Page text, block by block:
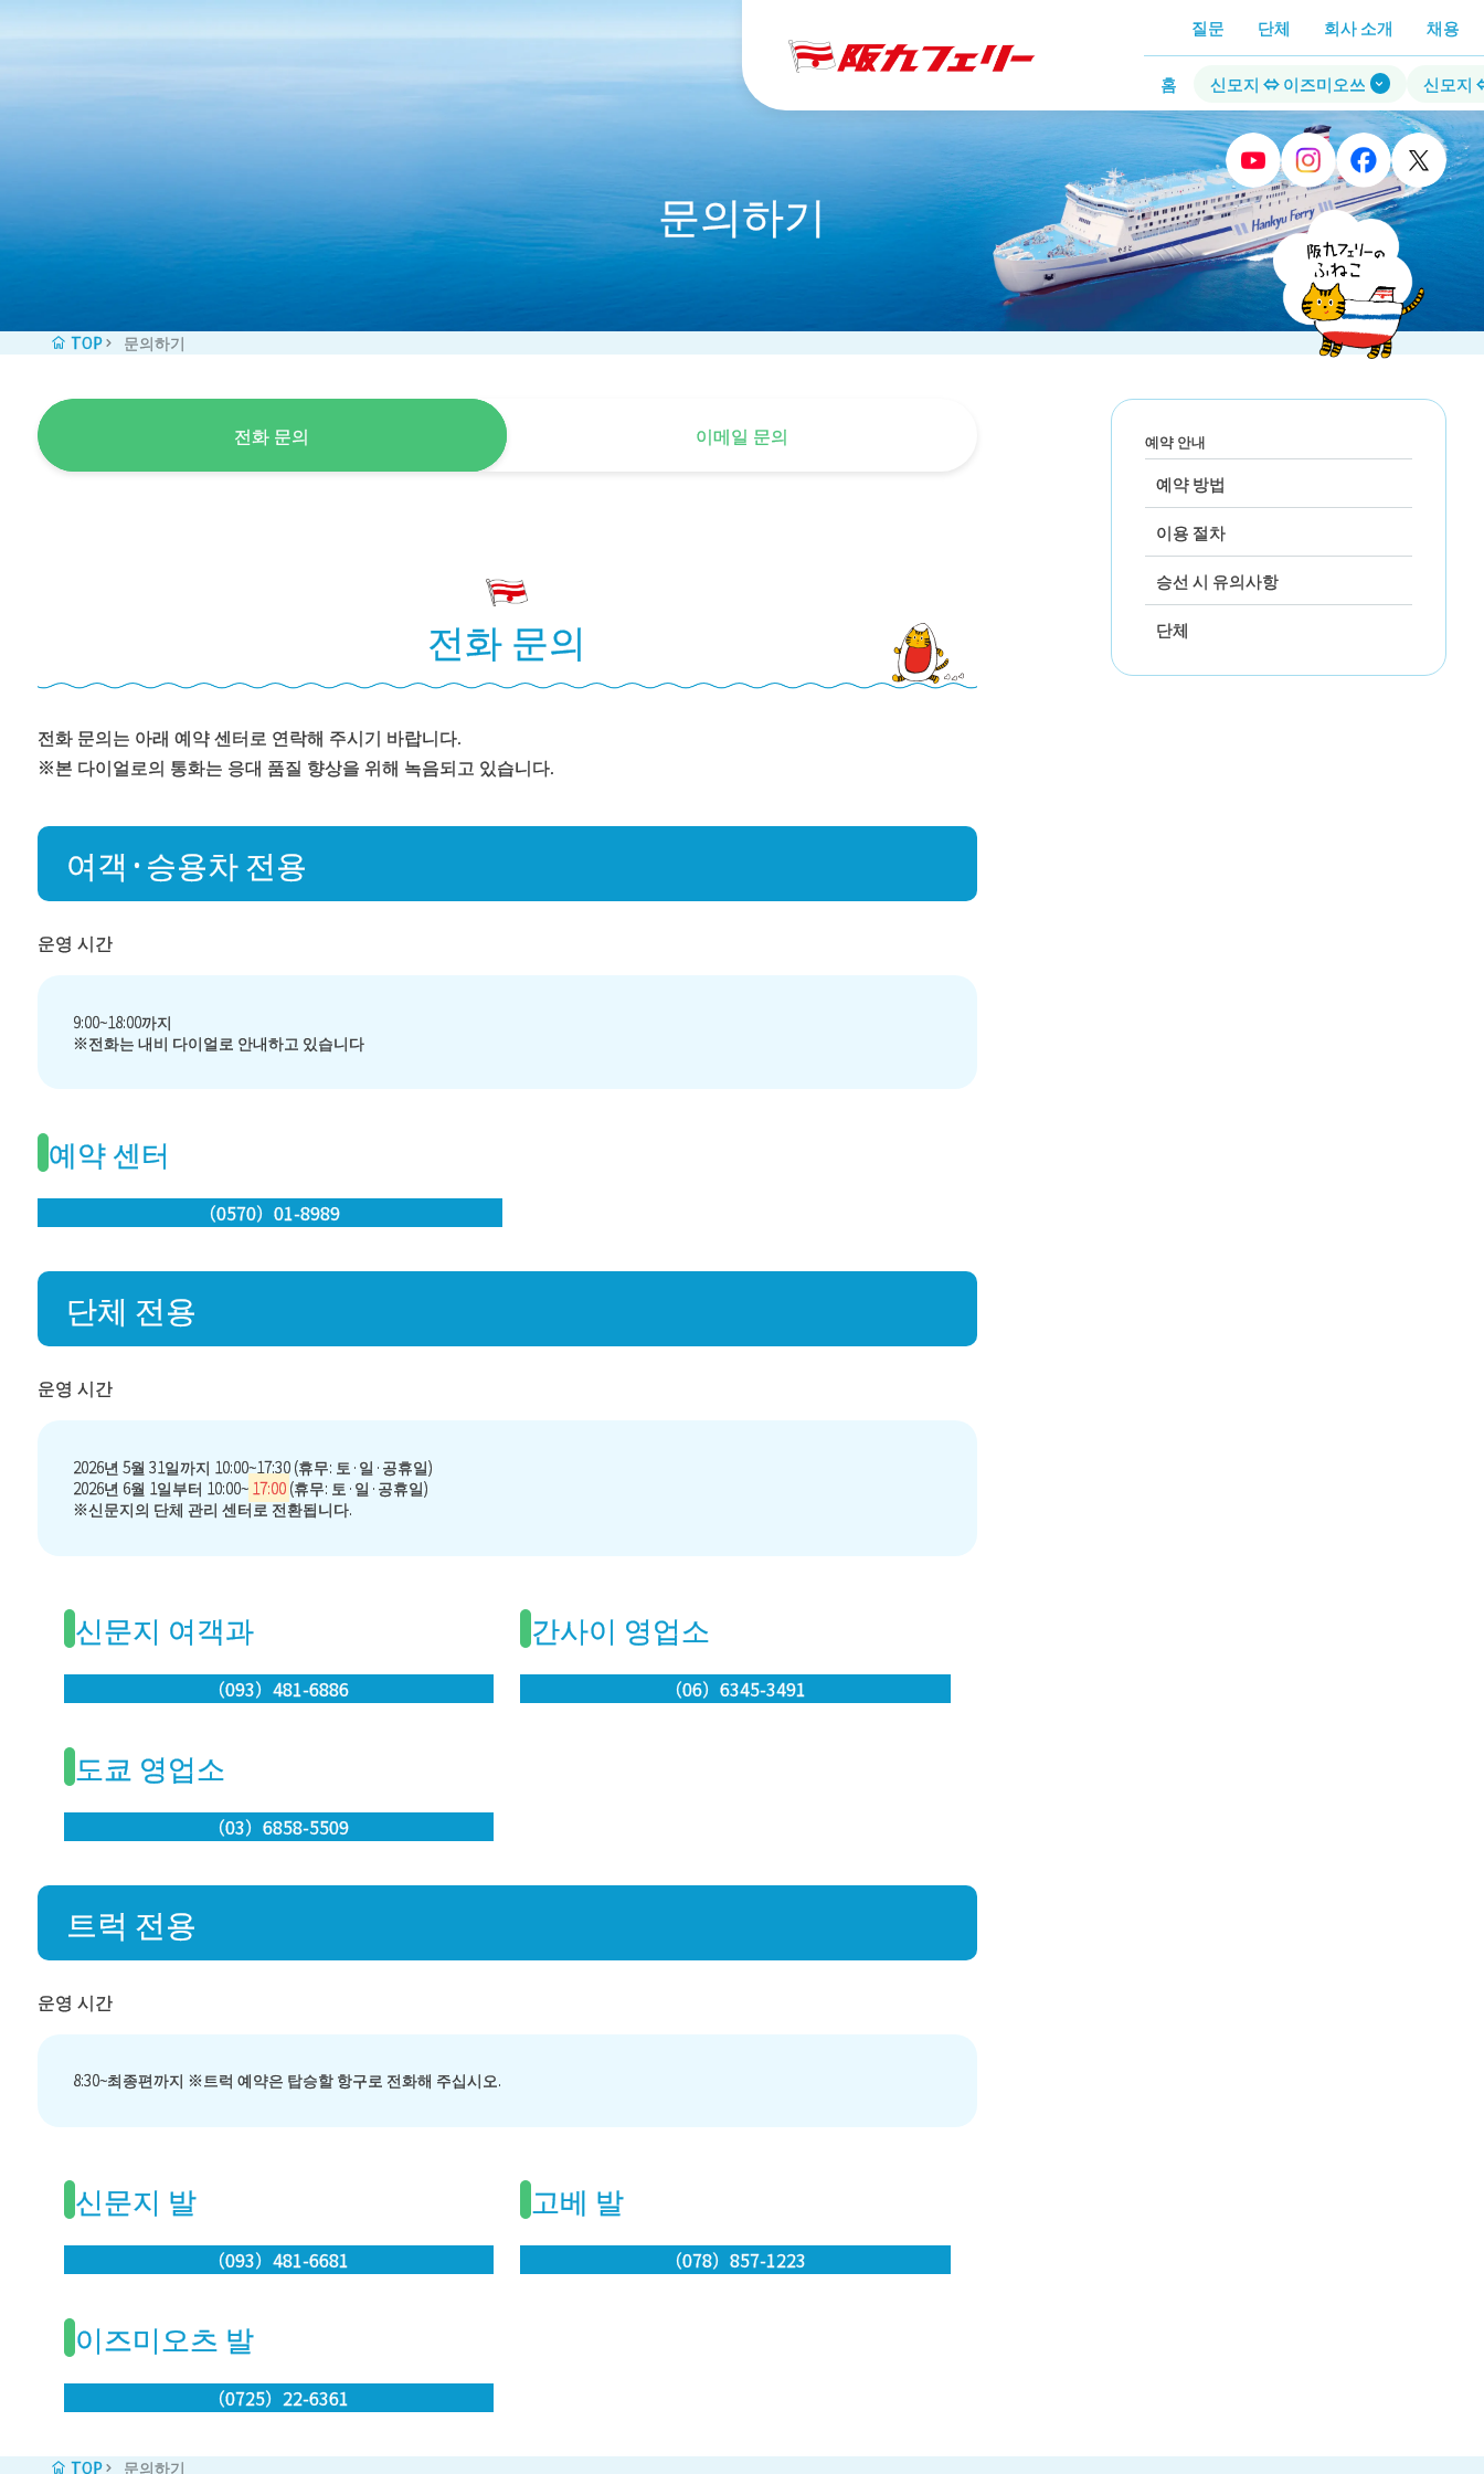
질문 단체 회사 소개 채용
홈 신모지 ⇔ 이즈미오쓰 신모지
문의하기
TOP 문의하기
전화 문의 이메일 문의
전화 문의
전화 문의는 아래 예약 센터로 연락해 주시기 바랍니다.
※본 다이얼로의 통화는 응대 품질 향상을 위해 녹음되고 있습니다.
여객·승용차 전용
운영 시간
9:00~18:00까지
※전화는 내비 다이얼로 안내하고 있습니다
예약 센터
（0570）01-8989
단체 전용
운영 시간
2026년 5월 31일까지 10:00~17:30 (휴무: 토·일·공휴일)
2026년 6월 1일부터 10:00~ 17:00 (휴무: 토·일·공휴일)
※신문지의 단체 관리 센터로 전환됩니다.
신문지 여객과
（093）481-6886
간사이 영업소
（06）6345-3491
도쿄 영업소
（03）6858-5509
트럭 전용
운영 시간
8:30~최종편까지 ※트럭 예약은 탑승할 항구로 전화해 주십시오.
신문지 발
（093）481-6681
고베 발
（078）857-1223
이즈미오츠 발
（0725）22-6361
예약 안내
예약 방법
이용 절차
승선 시 유의사항
단체
TOP 문의하기